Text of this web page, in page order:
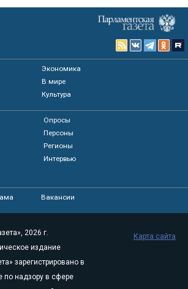
Экономика
В мире
Культура
Опросы
Персоны
Регионы
Интервью
Вакансии
2026 г.
издание
зарегистрировано в
по надзору в сфере
Карта сайта